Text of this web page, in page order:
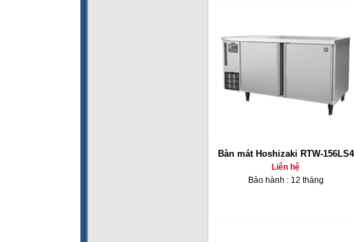
Bàn mát Hoshizaki RTW-156LS4
Liên hệ
Bảo hành : 12 tháng